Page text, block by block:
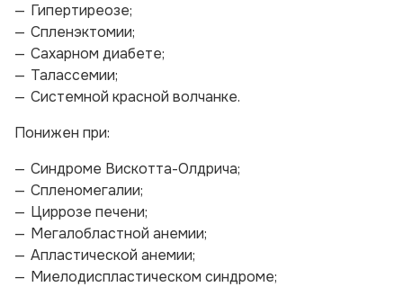
Гипертиреозе;
Спленэктомии;
Сахарном диабете;
Талассемии;
Системной красной волчанке.
Понижен при:
Синдроме Вискотта-Олдрича;
Спленомегалии;
Циррозе печени;
Мегалобластной анемии;
Апластической анемии;
Миелодиспластическом синдроме;